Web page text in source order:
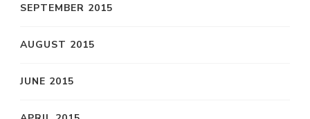
SEPTEMBER 2015
AUGUST 2015
JUNE 2015